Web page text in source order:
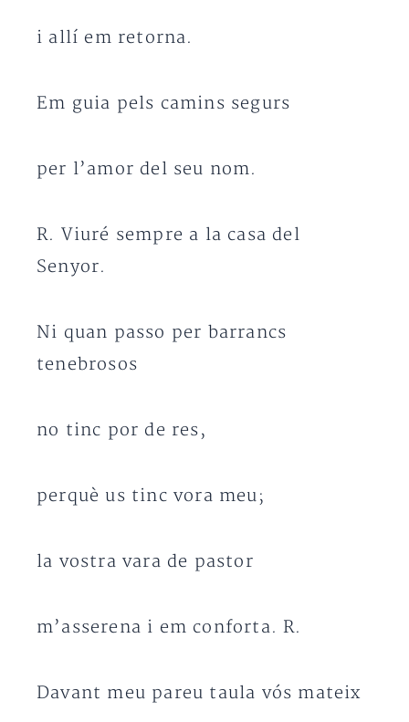
i allí em retorna.
Em guia pels camins segurs
per l’amor del seu nom.
R. Viuré sempre a la casa del
Senyor.
Ni quan passo per barrancs
tenebrosos
no tinc por de res,
perquè us tinc vora meu;
la vostra vara de pastor
m’asserena i em conforta. R.
Davant meu pareu taula vós mateix